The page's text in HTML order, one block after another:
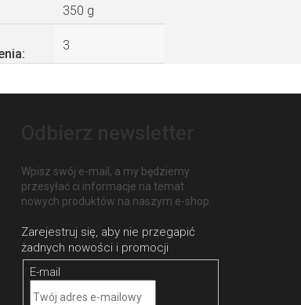
350 g
:
3
Wpisz swój e-mail, a my będziemy
przesyłać ci informacje na temat
nowych produktów na naszym e-shop.
E-mail